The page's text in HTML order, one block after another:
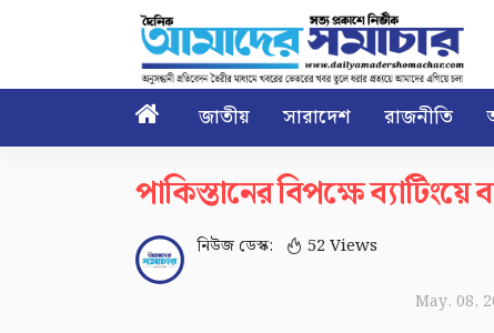
 জাতীয় সারাদেশ রাজনীতি
পাকিস্তানের বিপক্ষে
নিউজ ডেস্ক: 52 Views
May. 08,